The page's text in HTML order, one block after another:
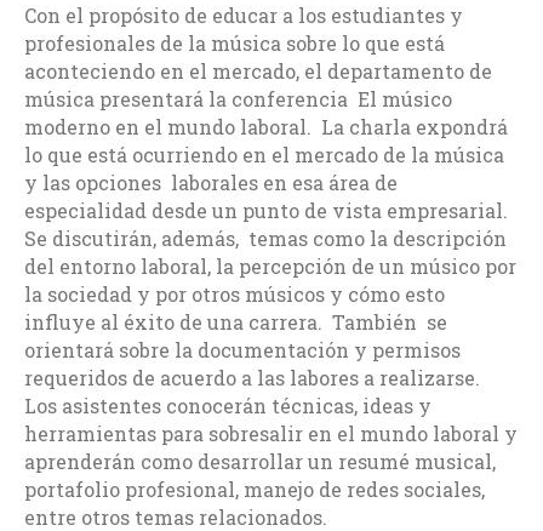
Con el propósito de educar a los estudiantes y
profesionales de la música sobre lo que está
aconteciendo en el mercado, el departamento de
música presentará la conferencia El músico
moderno en el mundo laboral. La charla expondrá
lo que está ocurriendo en el mercado de la música
y las opciones laborales en esa área de
especialidad desde un punto de vista empresarial.
Se discutirán, además, temas como la descripción
del entorno laboral, la percepción de un músico por
la sociedad y por otros músicos y cómo esto
influye al éxito de una carrera. También se
orientará sobre la documentación y permisos
requeridos de acuerdo a las labores a realizarse.
Los asistentes conocerán técnicas, ideas y
herramientas para sobresalir en el mundo laboral y
aprenderán como desarrollar un resumé musical,
portafolio profesional, manejo de redes sociales,
entre otros temas relacionados.